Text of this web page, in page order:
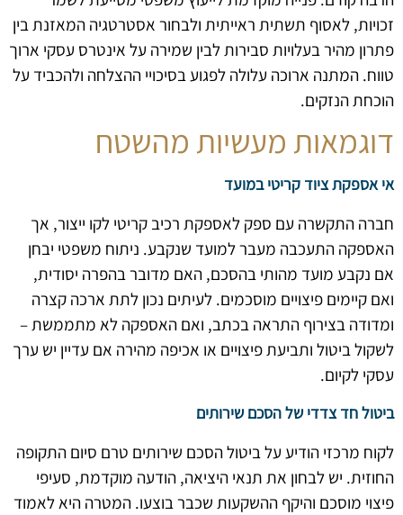
זכויות, לאסוף תשתית ראייתית ולבחור אסטרטגיה המאזנת בין
פתרון מהיר בעלויות סבירות לבין שמירה על אינטרס עסקי ארוך
טווח. המתנה ארוכה עלולה לפגוע בסיכויי ההצלחה ולהכביד על
הוכחת הנזקים.
דוגמאות מעשיות מהשטח
אי אספקת ציוד קריטי במועד
חברה התקשרה עם ספק לאספקת רכיב קריטי לקו ייצור, אך
האספקה התעכבה מעבר למועד שנקבע. ניתוח משפטי יבחן
אם נקבע מועד מהותי בהסכם, האם מדובר בהפרה יסודית,
ואם קיימים פיצויים מוסכמים. לעיתים נכון לתת ארכה קצרה
ומדודה בצירוף התראה בכתב, ואם האספקה לא מתממשת –
לשקול ביטול ותביעת פיצויים או אכיפה מהירה אם עדיין יש ערך
עסקי לקיום.
ביטול חד צדדי של הסכם שירותים
לקוח מרכזי הודיע על ביטול הסכם שירותים טרם סיום התקופה
החוזית. יש לבחון את תנאי היציאה, הודעה מוקדמת, סעיפי
פיצוי מוסכם והיקף ההשקעות שכבר בוצעו. המטרה היא לאמוד